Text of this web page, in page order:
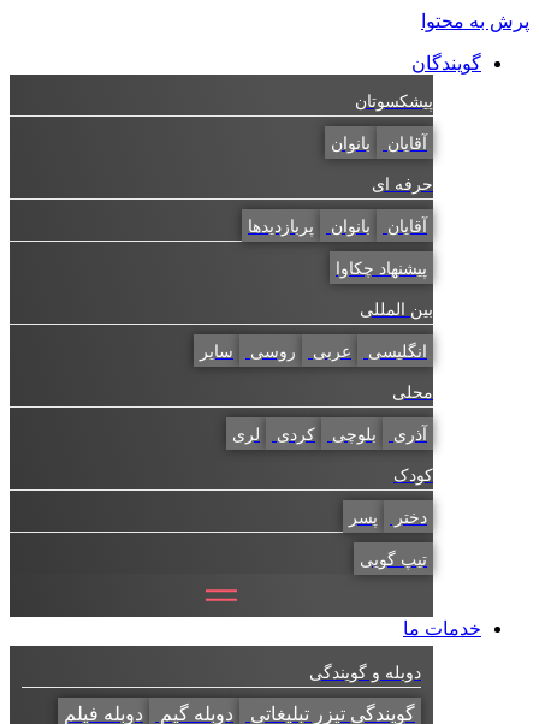
به محتوا
گویندگان
پیشکسوتان
بانوان
حرفه ای
بانوان پربازدیدها
پیشنهاد چکاوا
بین المللی
انگلیسی عربی روسی سایر
محلی
بلوچی کردی لری
کودک
پسر
تیپ گویی
خدمات ما
دوبله و گویندگی
گویندگی تیزر تبلیغاتی دوبله گیم دوبله فیلم